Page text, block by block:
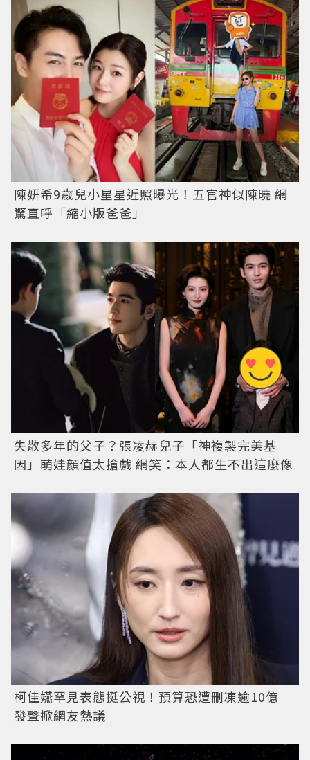
陳妍希9歲兒小星星近照曝光！五官神似陳曉 網
驚直呼「縮小版爸爸」
失散多年的父子？張凌赫兒子「神複製完美基
因」萌娃顏值太搶戲 網笑：本人都生不出這麼像
柯佳嬿罕見表態挺公視！預算恐遭刪凍逾10億
發聲掀網友熱議